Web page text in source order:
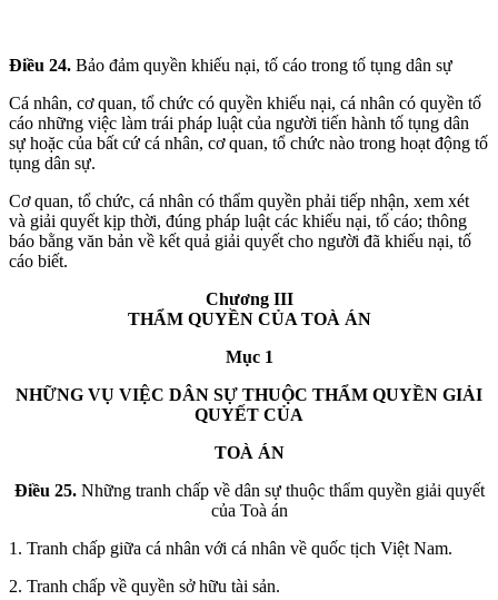
Điều 24. Bảo đảm quyền khiếu nại, tố cáo trong tố tụng dân sự
Cá nhân, cơ quan, tổ chức có quyền khiếu nại, cá nhân có quyền tố
cáo những việc làm trái pháp luật của người tiến hành tố tụng dân
sự hoặc của bất cứ cá nhân, cơ quan, tổ chức nào trong hoạt động tố
tụng dân sự.
Cơ quan, tổ chức, cá nhân có thẩm quyền phải tiếp nhận, xem xét
và giải quyết kịp thời, đúng pháp luật các khiếu nại, tố cáo; thông
báo bằng văn bản về kết quả giải quyết cho người đã khiếu nại, tố
cáo biết.
Chương III
THẨM QUYỀN CỦA TOÀ ÁN
Mục 1
NHỮNG VỤ VIỆC DÂN SỰ THUỘC THẨM QUYỀN GIẢI
QUYẾT CỦA
TOÀ ÁN
Điều 25.Những tranh chấp về dân sự thuộc thẩm quyền giải quyết
của Toà án
1. Tranh chấp giữa cá nhân với cá nhân về quốc tịch Việt Nam.
2. Tranh chấp về quyền sở hữu tài sản.